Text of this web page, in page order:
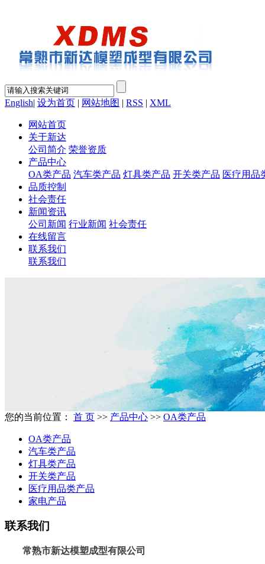
English| 设为首页 | 网站地图 | RSS | XML
网站首页
关于新达
公司简介 荣誉资质
产品中心
OA类产品 汽车类产品 灯具类产品 开关类产品 医疗用品
品质控制
社会责任
新闻资讯
公司新闻 行业新闻 社会责任
在线留言
联系我们
联系我们
您的当前位置： 首 页 >> 产品中心 >> OA类产品
OA类产品
汽车类产品
灯具类产品
开关类产品
医疗用品类产品
家电产品
联系我们
常熟市新达模塑成型有限公司